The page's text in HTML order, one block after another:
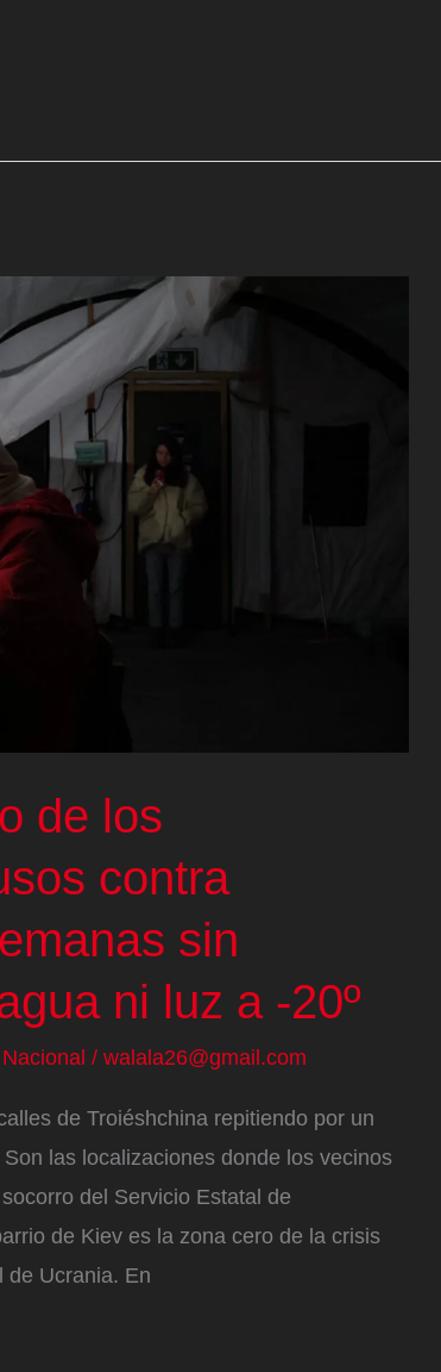
de los
contra
sin
ni luz a -20º
Nacional / walala26@gmail.com
de Troiéshchina repitiendo por un
las localizaciones donde los vecinos
del Servicio Estatal de
de Kiev es la zona cero de la crisis
de Ucrania. En